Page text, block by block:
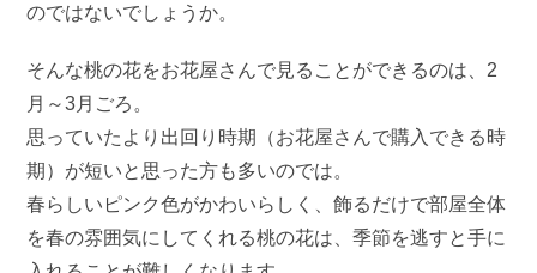
のではないでしょうか。
そんな桃の花をお花屋さんで見ることができるのは、2
月～3月ごろ。
思っていたより出回り時期（お花屋さんで購入できる時
期）が短いと思った方も多いのでは。
春らしいピンク色がかわいらしく、飾るだけで部屋全体
を春の雰囲気にしてくれる桃の花は、季節を逃すと手に